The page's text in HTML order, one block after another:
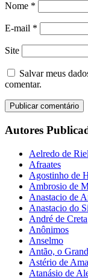
Nome *
E-mail *
Site
Salvar meus
comentar.
Autores
Aelredo de
Afraates
Agostinho de
Ambrosio de
Anastacio de
Anastacio do
André de Creta
Anônimos
Anselmo
Antão, o
Astério de
Atanásio de